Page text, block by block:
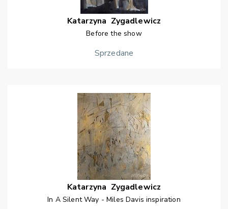
Katarzyna Zygadlewicz
Before the show
Sprzedane
Katarzyna Zygadlewicz
In A Silent Way - Miles Davis inspiration